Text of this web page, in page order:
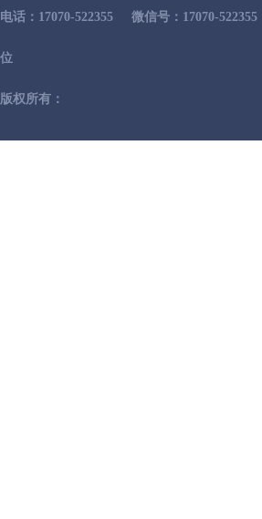
电话：17070-522355 微信号：17070-522355
位
版权所有：